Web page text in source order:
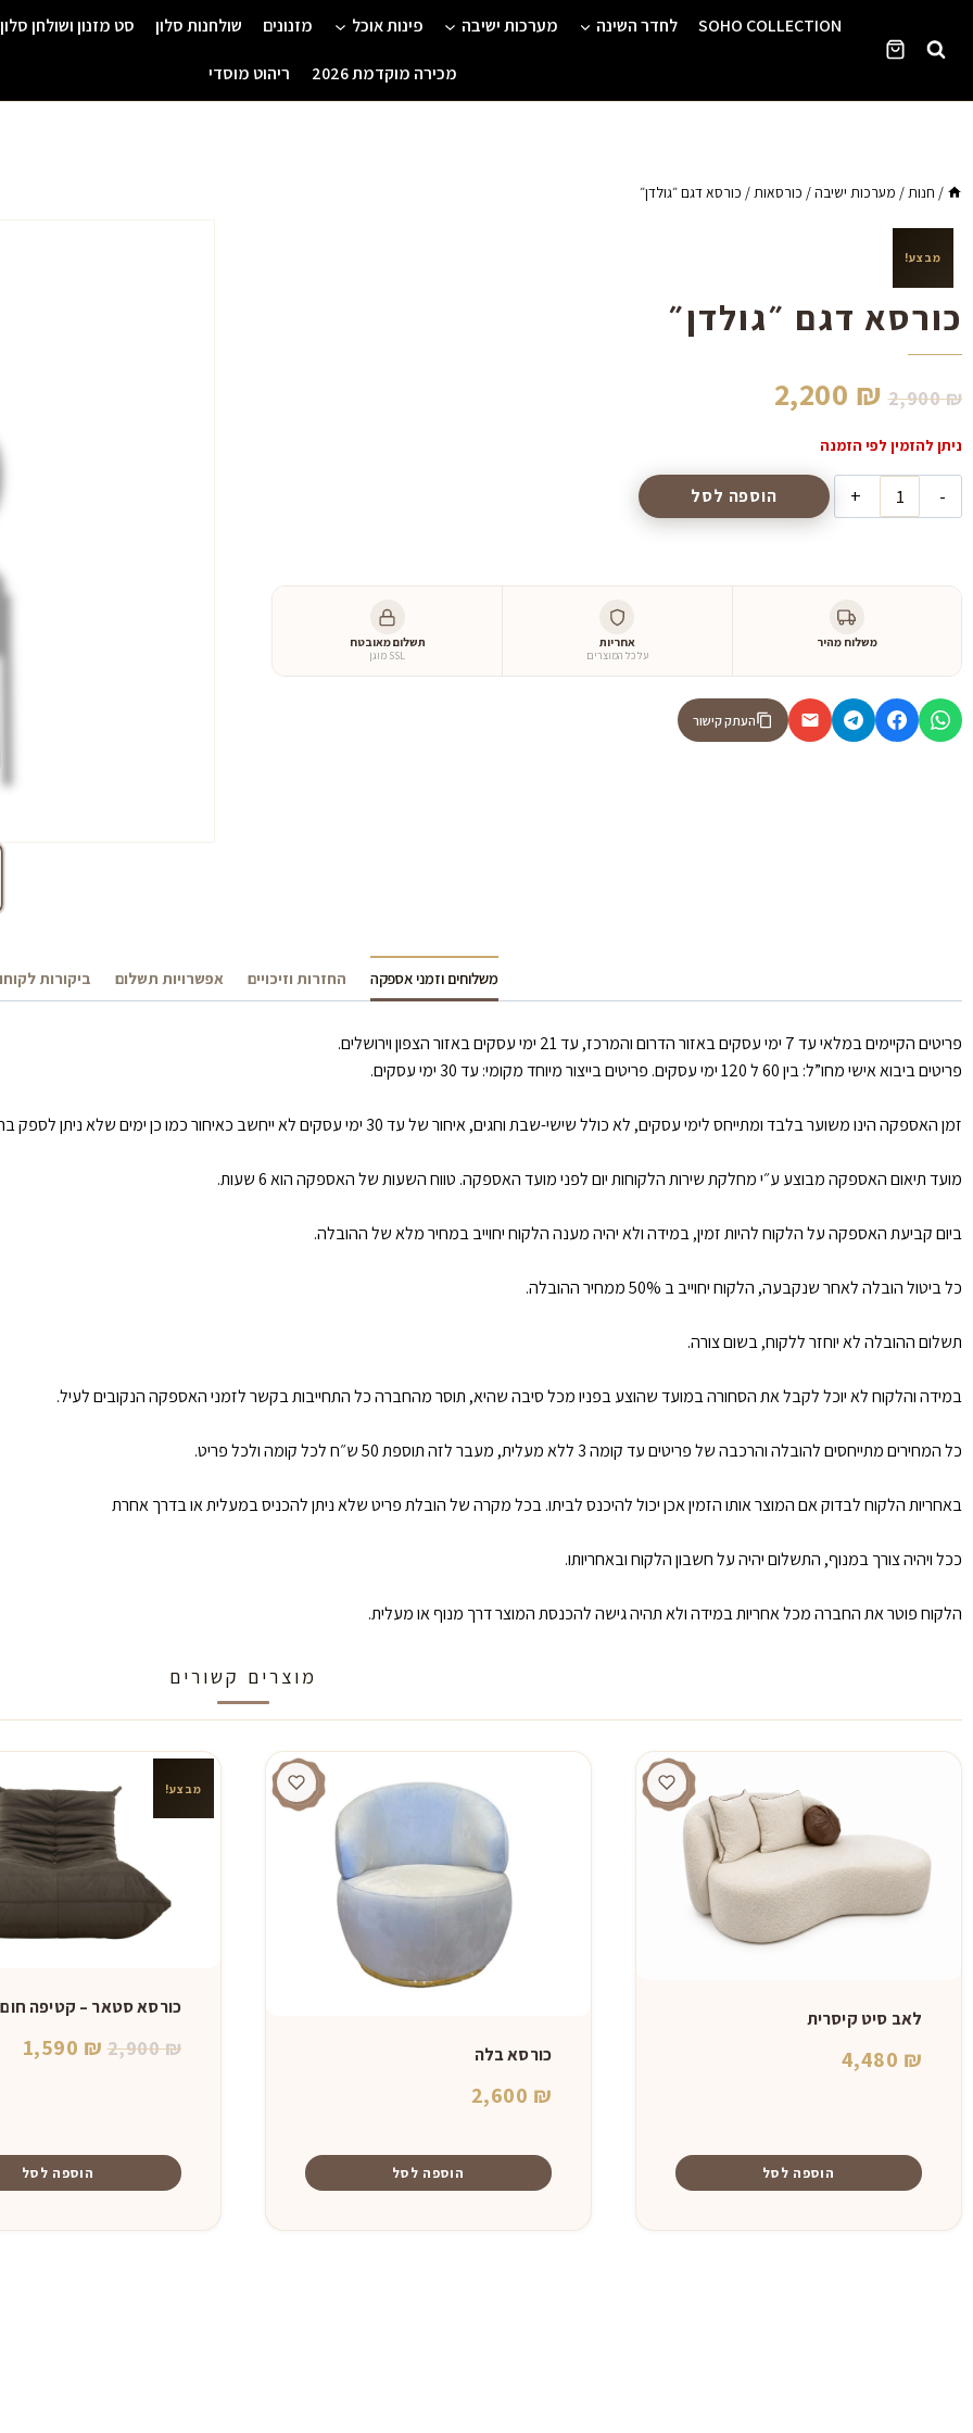
SOHO COLLECTION לחדר השינה מערכות ישיבה פינות אוכל מזנונים שולחנות סלון סט מזנון ושולחן סלון
מכירה מוקדמת 2026 ריהוט מוסדי
/ חנות/ מערכות ישיבה/ כורסאות/ כורסא דגם ״גולדן״
מבצע!
כורסא דגם ״גולדן״
2,900₪
2,200 ₪
הוספה לסל
משלוח מהיר אחריות
על כל המוצרים
תשלום מאובטח
SSL מוגן
העתק קישור
משלוחים וזמני אספקה החזרות וזיכויים אפשרויות תשלום ביקורות
פריטים הקיימים במלאי עד 7 ימי עסקים באזור הדרום והמרכז, עד 21 ימי עסקים באזור הצפון וירושלים.
פריטים ביבוא אישי מחו”ל: בין 60 ל 120 ימי עסקים. פריטים בייצור מיוחד מקומי: עד 30 ימי עסקים.
זמן האספקה הינו משוער בלבד ומתייחס לימי עסקים, לא כולל שישי-שבת וחגים, איחור של עד 30 ימי עסקים לא ייחשב כאיחור כמו כן ימים שלא ניתן לספק בהם הנגרמים ע״י כוח עליון/ הוראות חוק וכו (כגון: סגר/ מזג אוויר קיצוני/ שביתה).
מועד תיאום האספקה מבוצע ע״י מחלקת שירות הלקוחות יום לפני מועד האספקה. טווח השעות של האספקה הוא 6 שעות.
ביום קביעת האספקה על הלקוח להיות זמין, במידה ולא יהיה מענה הלקוח יחוייב במחיר מלא של ההובלה.
כל ביטול הובלה לאחר שנקבעה, הלקוח יחוייב ב 50% ממחיר ההובלה.
תשלום ההובלה לא יוחזר ללקוח, בשום צורה.
במידה והלקוח לא יוכל לקבל את הסחורה במועד שהוצע בפניו מכל סיבה שהיא, תוסר מהחברה כל התחייבות בקשר לזמני האספקה הנקובים לעיל.
כל המחירים מתייחסים להובלה והרכבה של פריטים עד קומה 3 ללא מעלית, מעבר לזה תוספת 50 ש״ח לכל קומה ולכל פריט.
באחריות הלקוח לבדוק אם המוצר אותו הזמין אכן יכול להיכנס לביתו. בכל מקרה של הובלת פריט שלא ניתן להכניס במעלית או בדרך אחרת
ככל ויהיה צורך במנוף, התשלום יהיה על חשבון הלקוח ובאחריותו.
הלקוח פוטר את החברה מכל אחריות במידה ולא תהיה גישה להכנסת המוצר דרך מנוף או מעלית.
מוצרים קשורים
לאב סיט קיסרית
4,480 ₪
הוספה לסל
כורסא בלה
2,600 ₪
הוספה לסל
מבצע!
כורסא סטאר – קטיפה
2,900₪
המחיר
2,900 ₪.
1,590 ₪
₪.
הוספה לסל